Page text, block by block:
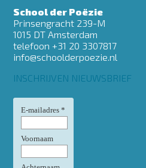
School der Poëzie
Prinsengracht 239-M
1015 DT Amsterdam
telefoon +31 20 3307817
info@schoolderpoezie.nl
INSCHRIJVEN NIEUWSBRIEF